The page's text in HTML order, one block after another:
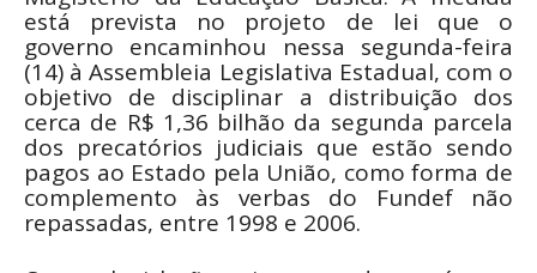
está prevista no projeto de lei que o
governo encaminhou nessa segunda-feira
(14) à Assembleia Legislativa Estadual, com o
objetivo de disciplinar a distribuição dos
cerca de R$ 1,36 bilhão da segunda parcela
dos precatórios judiciais que estão sendo
pagos ao Estado pela União, como forma de
complemento às verbas do Fundef não
repassadas, entre 1998 e 2006.